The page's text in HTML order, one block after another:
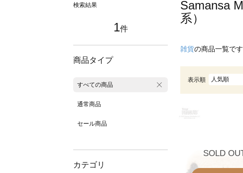
検索結果
1件
商品タイプ
すべての商品
通常商品
セール商品
カテゴリ
Samansa
系）
雑貨の商品一覧で
表示順 人気順
SOLD